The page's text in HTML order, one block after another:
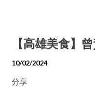
【高雄美食】
10/02/2024
分享